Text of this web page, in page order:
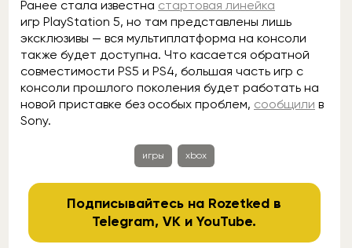
Ранее стала известна стартовая линейка
игр PlayStation 5, но там представлены лишь
эксклюзивы — вся мультиплатформа на консоли
также будет доступна. Что касается обратной
совместимости PS5 и PS4, большая часть игр с
консоли прошлого поколения будет работать на
новой приставке без особых проблем, сообщили в
Sony.
игры xbox
Подписывайтесь на Rozetked в
Telegram,VK иYouTube.